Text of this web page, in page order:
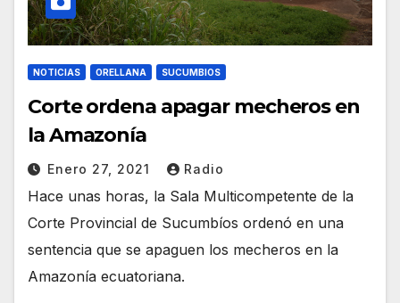
NOTICIAS ORELLANA SUCUMBIOS
Corte ordena apagar mecheros en
la Amazonía
Enero 27, 2021 Radio
Hace unas horas, la Sala Multicompetente de la
Corte Provincial de Sucumbíos ordenó en una
sentencia que se apaguen los mecheros en la
Amazonía ecuatoriana.